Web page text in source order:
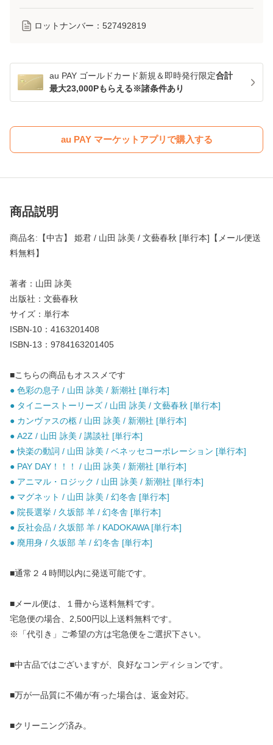
ロットナンバー： 527492819
au PAY ゴールドカード新規＆即時発行限定合計
最大23,000Pもらえる※諸条件あり
au PAY マーケットアプリで購入する
商品説明
商品名:【中古】 姫君 / 山田 詠美 / 文藝春秋 [単行本]【メール便送
料無料】
著者：山田 詠美
出版社：文藝春秋
サイズ：単行本
ISBN-10：4163201408
ISBN-13：9784163201405
■こちらの商品もオススメです
● 色彩の息子 / 山田 詠美 / 新潮社 [単行本]
● タイニーストーリーズ / 山田 詠美 / 文藝春秋 [単行本]
● カンヴァスの柩 / 山田 詠美 / 新潮社 [単行本]
● A2Z / 山田 詠美 / 講談社 [単行本]
● 快楽の動詞 / 山田 詠美 / ベネッセコーポレーション [単行本]
● PAY DAY！！！ / 山田 詠美 / 新潮社 [単行本]
● アニマル・ロジック / 山田 詠美 / 新潮社 [単行本]
● マグネット / 山田 詠美 / 幻冬舎 [単行本]
● 院長選挙 / 久坂部 羊 / 幻冬舎 [単行本]
● 反社会品 / 久坂部 羊 / KADOKAWA [単行本]
● 廃用身 / 久坂部 羊 / 幻冬舎 [単行本]
■通常２４時間以内に発送可能です。
■メール便は、１冊から送料無料です。
宅急便の場合、2,500円以上送料無料です。
※「代引き」ご希望の方は宅急便をご選択下さい。
■中古品ではございますが、良好なコンディションです。
■万が一品質に不備が有った場合は、返金対応。
■クリーニング済み。